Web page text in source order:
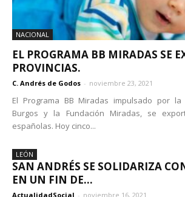
NACIONAL
EL PROGRAMA BB MIRADAS SE
PROVINCIAS.
C. Andrés de Godos - noviembre 23, 2021
El Programa BB Miradas impulsado por la
Burgos y la Fundación Miradas, se
españolas. Hoy cinco...
LEÓN
SAN ANDRÉS SE SOLIDARIZA
EN UN FIN DE...
ActualidadSocial - noviembre 16, 2021